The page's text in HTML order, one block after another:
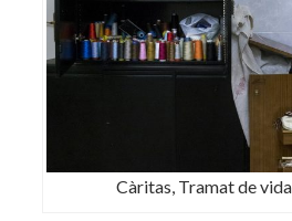
Càritas, Tramat de